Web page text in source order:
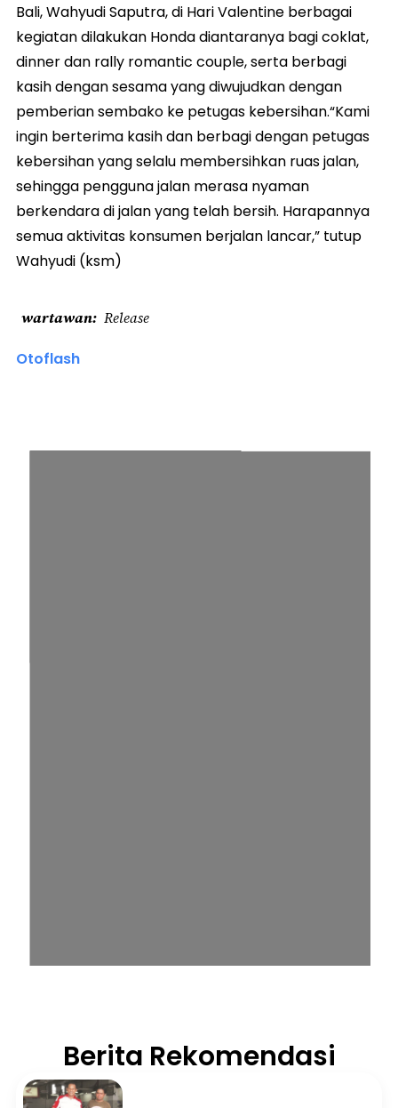
Bali, Wahyudi Saputra, di Hari Valentine berbagai
kegiatan dilakukan Honda diantaranya bagi coklat,
dinner dan rally romantic couple, serta berbagi
kasih dengan sesama yang diwujudkan dengan
pemberian sembako ke petugas kebersihan.“Kami
ingin berterima kasih dan berbagi dengan petugas
kebersihan yang selalu membersihkan ruas jalan,
sehingga pengguna jalan merasa nyaman
berkendara di jalan yang telah bersih. Harapannya
semua aktivitas konsumen berjalan lancar,” tutup
Wahyudi (ksm)
wartawan Release
Otoflash
Berita Rekomendasi